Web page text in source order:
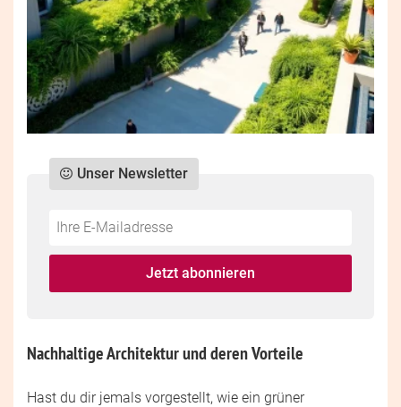
Do
fill
Unser Newsletter
*Ihre
Mailadresse:
Jetzt abonnieren
Nachhaltige Architektur und deren Vorteile
Hast du dir jemals vorgestellt, wie ein grüner